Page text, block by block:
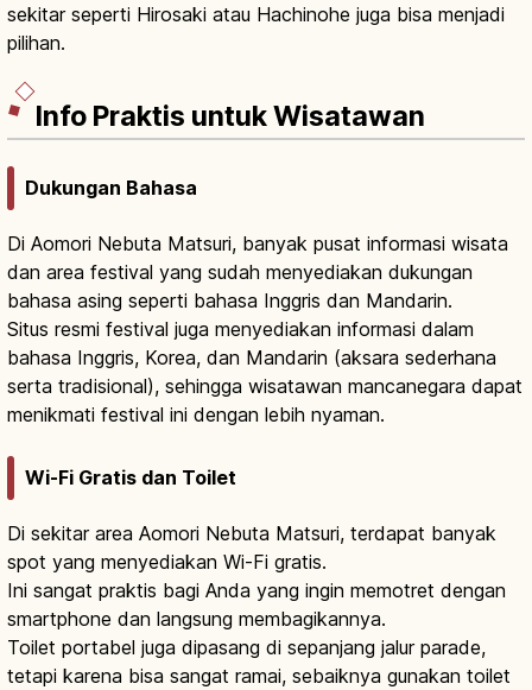
sekitar seperti Hirosaki atau Hachinohe juga bisa menjadi
pilihan.
Info Praktis untuk Wisatawan
Dukungan Bahasa
Di Aomori Nebuta Matsuri, banyak pusat informasi wisata
dan area festival yang sudah menyediakan dukungan
bahasa asing seperti bahasa Inggris dan Mandarin.
Situs resmi festival juga menyediakan informasi dalam
bahasa Inggris, Korea, dan Mandarin (aksara sederhana
serta tradisional), sehingga wisatawan mancanegara dapat
menikmati festival ini dengan lebih nyaman.
Wi-Fi Gratis dan Toilet
Di sekitar area Aomori Nebuta Matsuri, terdapat banyak
spot yang menyediakan Wi-Fi gratis.
Ini sangat praktis bagi Anda yang ingin memotret dengan
smartphone dan langsung membagikannya.
Toilet portabel juga dipasang di sepanjang jalur parade,
tetapi karena bisa sangat ramai, sebaiknya gunakan toilet